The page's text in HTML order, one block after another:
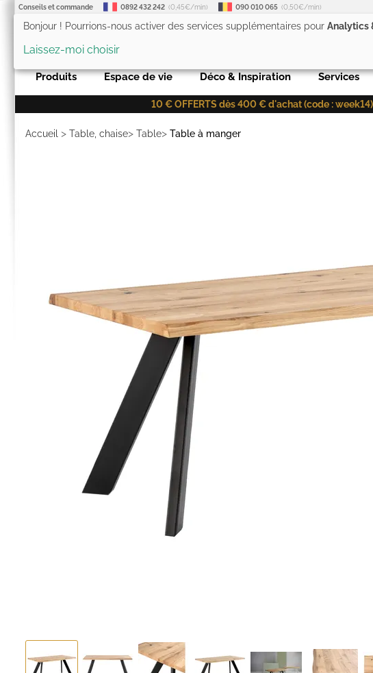
Conseils et commande 0892 432 242 (0,45€/min) 090 010 065 (0,50€/min)
Produits Espace de vie Déco & Inspiration Services
10 € OFFERTS dès 400 € d'achat (code :
Accueil > Table, chaise> Table> Table à manger
Bonjour ! Pourrions-nous activer des services supplémentaires pour Analytics
Laissez-moi choisir